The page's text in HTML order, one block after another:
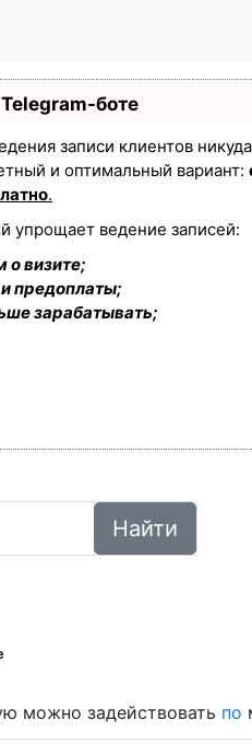
боте
записи клиентов
и оптимальный вариант:
.
упрощает ведение записей:
о визите;
предоплаты;
зарабатывать;
Найти
можно задействовать по